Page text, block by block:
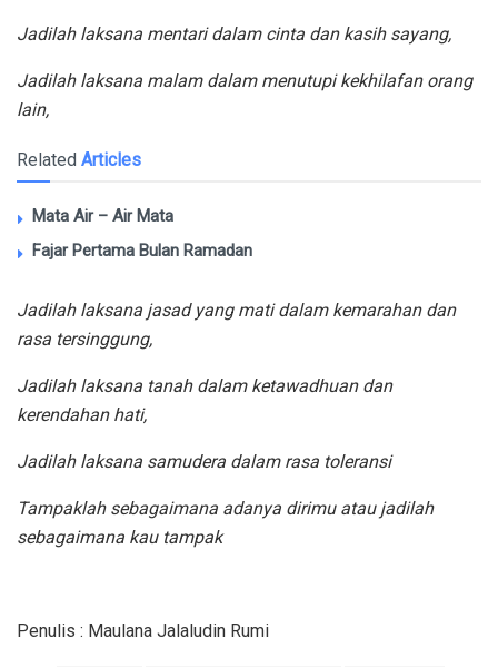
Jadilah laksana mentari dalam cinta dan kasih sayang,
Jadilah laksana malam dalam menutupi kekhilafan orang
lain,
Related Articles
Mata Air – Air Mata
Fajar Pertama Bulan Ramadan
Jadilah laksana jasad yang mati dalam kemarahan dan
rasa tersinggung,
Jadilah laksana tanah dalam ketawadhuan dan
kerendahan hati,
Jadilah laksana samudera dalam rasa toleransi
Tampaklah sebagaimana adanya dirimu atau jadilah
sebagaimana kau tampak
Penulis : Maulana Jalaludin Rumi